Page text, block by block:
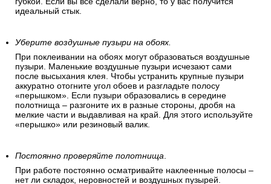
идеальный стык.
Уберите воздушные пузыри на обоях.
При поклеивании на обоях могут образоваться воздушные
пузыри. Маленькие воздушные пузыри исчезают сами
после высыхания клея. Чтобы устранить крупные пузыри
аккуратно отогните угол обоев и разгладьте полосу
«перышком». Если пузыри образовались в середине
полотнища – разгоните их в разные стороны, дробя на
мелкие части и выдавливая на край. Для этого используйте
«перышко» или резиновый валик.
Постоянно проверяйте полотнища.
При работе постоянно осматривайте наклеенные полосы –
нет ли складок, неровностей и воздушных пузырей.